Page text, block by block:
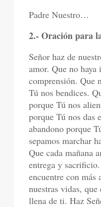
Padre Nuestro…
2.- Oración para
Señor haz de
amor. Que no
comprensión. Que
Tú nos bendices.
porque Tú nos
porque Tú nos das
abandono porque
sepamos marchar
Que cada mañana
entrega y
encuentre con más
nuestras vidas,
llena de ti. Haz